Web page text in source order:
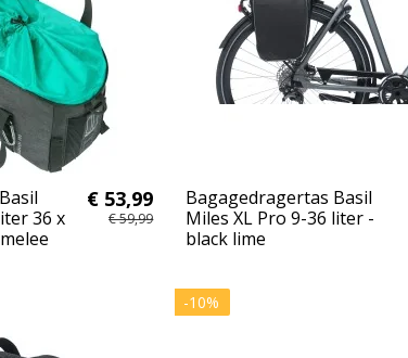
36 x
€ 53,99
€ 59,99
Bagagedragertas Basil
Miles XL Pro 9-36 liter -
black lime
-10%